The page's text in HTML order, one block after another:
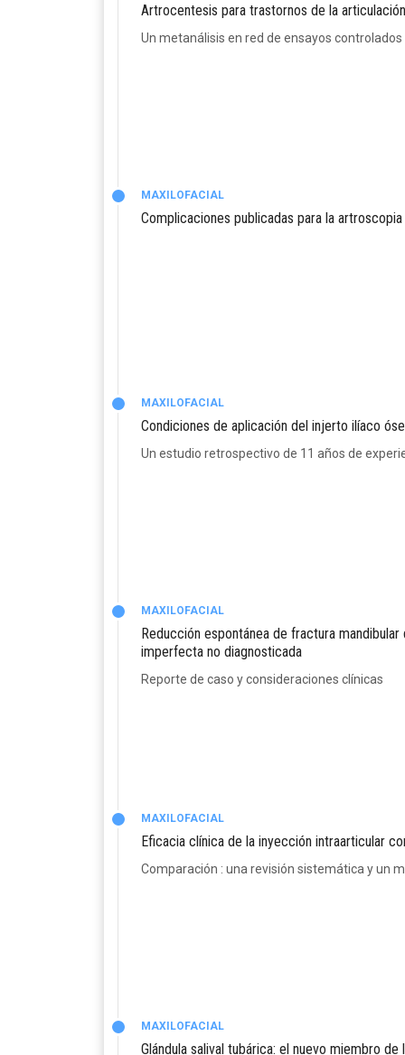
Artrocentesis para trastornos de la
Un metanálisis en red de ensayos
MAXILOFACIAL
Complicaciones publicadas para la
MAXILOFACIAL
Condiciones de aplicación del injerto ilíaco
Un estudio retrospectivo de 11 años de
MAXILOFACIAL
Reducción espontánea de fractura
imperfecta no diagnosticada
Reporte de caso y consideraciones clínicas
MAXILOFACIAL
Eficacia clínica de la inyección intraarticular
Comparación : una revisión sistemática y un
MAXILOFACIAL
Glándula salival tubárica: el nuevo miembro de